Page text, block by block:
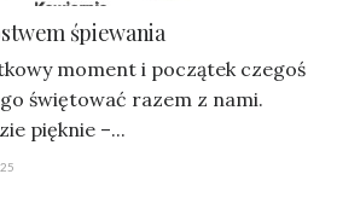
śpiewania
moment i początek czegoś
świętować razem z nami.
pięknie –...